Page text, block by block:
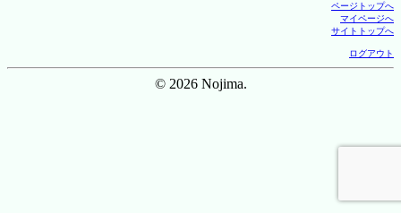
ページトップへ
マイページへ
サイトトップへ
ログアウト
© 2026 Nojima.